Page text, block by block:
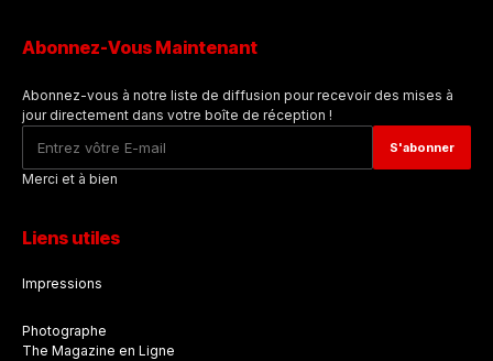
Abonnez-Vous Maintenant
Abonnez-vous à notre liste de diffusion pour recevoir des mises à
jour directement dans votre boîte de réception !
Merci et à bien
Liens utiles
Impressions
Photographe
The Magazine en Ligne